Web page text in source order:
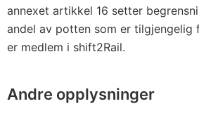
annexet artikkel 16 setter
andel av potten som er tilgjengelig
er medlem i shift2Rail.
Andre opplysninger